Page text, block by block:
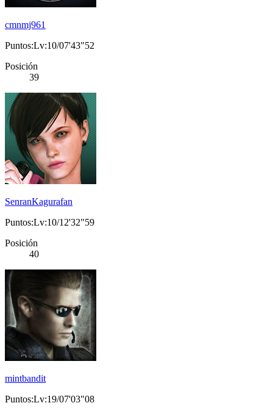
cmnmj961
Puntos:Lv:10/07'43"52
Posición
39
SenranKagurafan
Puntos:Lv:10/12'32"59
Posición
40
mintbandit
Puntos:Lv:19/07'03"08